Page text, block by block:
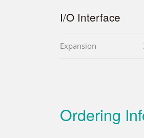
I/O Interface
Expansion
Ordering